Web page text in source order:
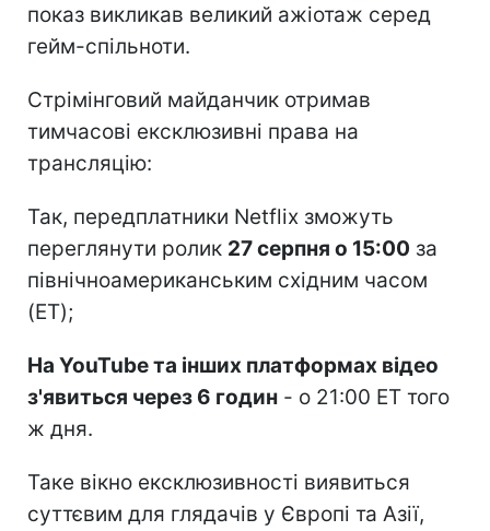
показ викликав великий ажіотаж серед
гейм-спільноти.
Стрімінговий майданчик отримав
тимчасові ексклюзивні права на
трансляцію:
Так, передплатники Netflix зможуть
переглянути ролик 27 серпня о 15:00 за
північноамериканським східним часом
(ET);
На YouTube та інших платформах відео
з'явиться через 6 годин - о 21:00 ET того
ж дня.
Таке вікно ексклюзивності виявиться
суттєвим для глядачів у Європі та Азії,